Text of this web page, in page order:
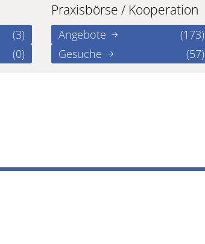
(3)
(0)
Praxisbörse / Kooperation
Angebote
(173)
Gesuche
(57)